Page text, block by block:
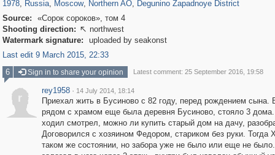
1978, Russia, Moscow, Northern AO, Degunino Zapadnoye District
Source:
«Сорок сороков», том 4
Shooting direction:  northwest
Watermark signature:
uploaded by seakonst
Last edit 9 March 2015, 22:33
6
Sign in to share your opinion Latest comment: 25 September 2016, 19:58
r
rey1958 · 14 July 2014, 18:14
Приехал жить в Бусиново с 82 году, перед рождением сына.
рядом с храмом еще была деревня Бусиново, стояло 3
ходил смотрел, можно ли купить старый дом на дачу,
Договорился с хозяином Федором, стариком без руки. Тогда
таком же состоянии, но забора уже не было или еще не